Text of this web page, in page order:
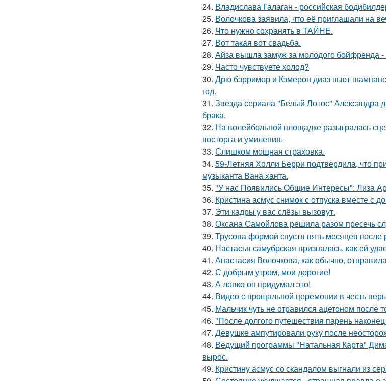
24. Владислава Галаган - российская
25. Волочкова заявила, что её приглашали на
26. Что нужно сохранять в ТАЙНЕ.
27. Вот такая вот свадьба.
28. Айза вышла замуж за молодого бойфренда
29. Часто чувствуете холод?
30. Дрю бэрримор и Кэмерон диаз пьют
год.
31. Звезда сериала "Белый Лотос" Александра
брака.
32. На волейбольной площадке разыгралась
восторга и умиления.
33. Слишком мощная страховка.
34. 59-Летняя Холли Берри подтвердила, что
музыканта Вана ханта.
35. "У нас Появились Общие Интересы": Лиза
36. Кристина асмус снимок с отпуска вместе с
37. Эти кадры у вас слёзы вызовут.
38. Оксана Самойлова решила разом пресечь
39. Трусова формой спустя пять месяцев после
40. Настасья самубрская призналась, как ей
41. Анастасия Волочкова, как обычно,
42. С добрым утром, мои дорогие!
43. А ловко он придумал это!
44. Видео с прощальной церемонии в честь
45. Мальчик чуть не отравился ацетоном после
46. "После долгого путешествия парень
47. Девушке ампутировали руку после
48. Ведущий программы "Натальная Карта"
вырос.
49. Кристину асмус со скандалом выгнали из